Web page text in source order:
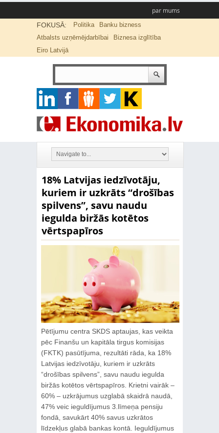
par mums
FOKUSĀ: Politika
Banku bizness
Atbalsts uzņēmējdarbībai
Biznesa izglītība
Eiro Latvijā
18% Latvijas iedzīvotāju,
kuriem ir uzkrāts “drošības
spilvens”, savu naudu
iegulda biržās kotētos
vērtspapīros
Pētījumu centra SKDS aptaujas, kas veikta
pēc Finanšu un kapitāla tirgus komisijas
(FKTK) pasūtījuma, rezultāti rāda, ka 18%
Latvijas iedzīvotāju, kuriem ir uzkrāts
“drošības spilvens”, savu naudu iegulda
biržās kotētos vērtspapīros. Krietni vairāk –
60% – uzkrājumus uzglabā skaidrā naudā,
47% veic ieguldījumus 3.līmeņa pensiju
fondā, savukārt 40% savus uzkrātos
līdzekļus glabā bankas kontā. Ieguldījumus